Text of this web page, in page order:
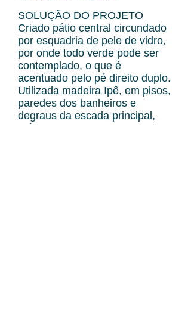
SOLUÇÃO DO PROJETO
Criado pátio central circundado
por esquadria de pele de vidro,
por onde todo verde pode ser
contemplado, o que é
acentuado pelo pé direito duplo.
Utilizada madeira Ipê, em pisos,
paredes dos banheiros e
degraus da escada principal,